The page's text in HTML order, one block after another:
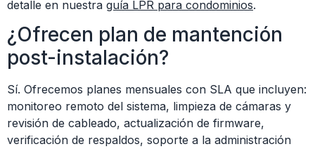
detalle en nuestra guía LPR para condominios.
¿Ofrecen plan de mantención
post-instalación?
Sí. Ofrecemos planes mensuales con SLA que incluyen:
monitoreo remoto del sistema, limpieza de cámaras y
revisión de cableado, actualización de firmware,
verificación de respaldos, soporte a la administración